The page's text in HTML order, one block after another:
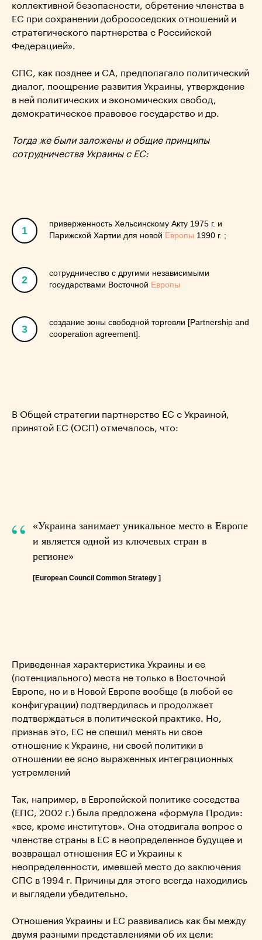
коллективной безопасности, обретение членства в
ЕС при сохранении добрососедских отношений и
стратегического партнерства с Российской
Федерацией».
СПС, как позднее и СА, предполагало политический
диалог, поощрение развития Украины, утверждение
в ней политических и экономических свобод,
демократическое правовое государство и др.
Тогда же были заложены и общие принципы
сотрудничества Украины с ЕС:
1
приверженность Хельсинскому Акту 1975 г. и
Парижской Хартии для новой Европы 1990 г. ;
2
сотрудничество с другими независимыми
государствами Восточной Европы
3
создание зоны свободной торговли [Partnership and
cooperation agreement].
В Общей стратегии партнерство ЕС с Украиной,
принятой ЕС (ОСП) отмечалось, что:
“
«Украина занимает уникальное место в Европе
и является одной из ключевых стран в
регионе»
[European Council Common Strategy ]
Приведенная характеристика Украины и ее
(потенциального) места не только в Восточной
Европе, но и в Новой Европе вообще (в любой ее
конфигурации) подтвердилась и продолжает
подтверждаться в политической практике. Но,
признав это, ЕС не спешил менять ни свое
отношение к Украине, ни своей политики в
отношении ее ясно выраженных интеграционных
устремлений
Так, например, в Европейской политике соседства
(ЕПС, 2002 г.) была предложена «формула Проди»:
«все, кроме институтов». Она отодвигала вопрос о
членстве страны в ЕС в неопределенное будущее и
возвращал отношения ЕС и Украины к
неопределенности, имевшей место до заключения
СПС в 1994 г. Причины для этого всегда находились
и выглядели убедительно.
Отношения Украины и ЕС развивались как бы между
двумя разными представлениями об их цели: